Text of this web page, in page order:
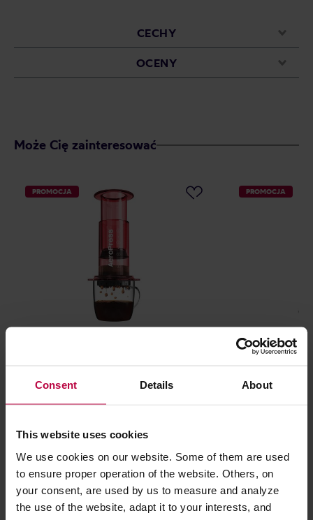
Consent Details About
This website uses cookies
We use cookies on our website. Some of them are used
to ensure proper operation of the website. Others, on
your consent, are used by us to measure and analyze
the use of the website, adapt it to your interests, and
CECHY
OCENY
Może Cię zainteresować
PROMOCJA
Najniższa cena: 229,00 zł
179,00 zł
PROMOCJA
AeroPress
kawy
Do poczytania przy kawie: